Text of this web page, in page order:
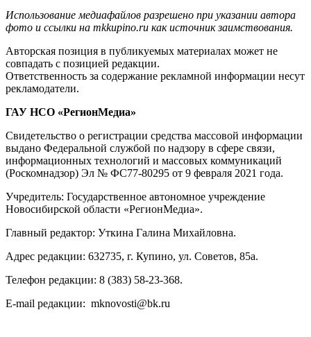
Использование медиафайлов разрешено при указании автора
фото и ссылки на mkkupino.ru как источник заимствования.
Авторская позиция в публикуемых материалах может не
совпадать с позицией редакции.
Ответственность за содержание рекламной информации несут
рекламодатели.
ГАУ НСО «РегионМедиа»
Свидетельство о регистрации средства массовой информации
выдано Федеральной службой по надзору в сфере связи,
информационных технологий и массовых коммуникаций
(Роскомнадзор) Эл № ФС77-80295 от 9 февраля 2021 года.
Учредитель: Государственное автономное учреждение
Новосибирской области «РегионМедиа».
Главный редактор: Уткина Галина Михайловна.
Адрес редакции: 632735, г. Купино, ул. Советов, 85а.
Телефон редакции: 8 (383) 58-23-368.
E-mail редакции: mknovosti@bk.ru